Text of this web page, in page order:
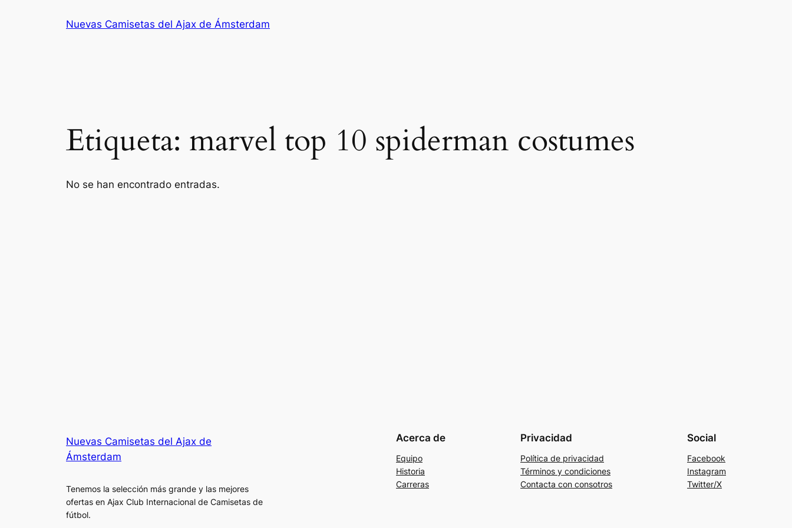
Nuevas Camisetas del Ajax de Ámsterdam
Etiqueta: marvel top 10 spiderman costumes
No se han encontrado entradas.
Nuevas Camisetas del Ajax de
Ámsterdam
Tenemos la selección más grande y las mejores
ofertas en Ajax Club Internacional de Camisetas de
fútbol.
Acerca de
Equipo
Historia
Carreras
Privacidad
Política de privacidad
Términos y condiciones
Contacta con consotros
Social
Facebook
Instagram
Twitter/X